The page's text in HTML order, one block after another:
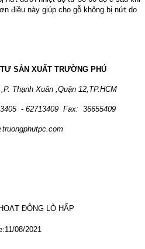
điều này giúp cho gỗ không bị nứt do
SẢN XUẤT TRƯỜNG PHÚ
Thạnh Xuân ,Quận 12,TP.HCM
- 62713409 Fax: 36655409
ĐỘNG LÒ HẤP
08/2021